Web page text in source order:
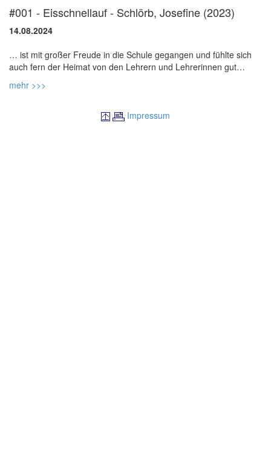
#001 - Eisschnellauf - Schlörb, Josefine (2023)
14.08.2024
… ist mit großer Freude in die Schule gegangen und fühlte sich
auch fern der Heimat von den Lehrern und Lehrerinnen gut
betreut. Mit Blick auf die Coronapandemie teilt sie Erkenntnisse
mehr >>>
Impressum